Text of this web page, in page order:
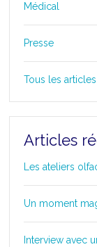
Médical
Presse
Tous les articles
Articles
Les ateliers
Un moment
Interview avec